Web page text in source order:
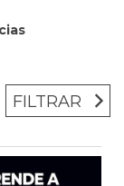
FILTRAR